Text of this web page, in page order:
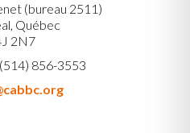
(bureau 2511)
Québec
2N7
856-3553